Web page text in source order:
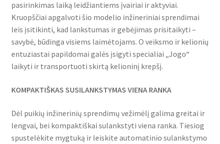
pasirinkimas laiką leidžiantiems įvairiai ir aktyviai.
Kruopščiai apgalvoti šio modelio inžineriniai sprendimai
leis įsitikinti, kad lankstumas ir gebėjimas prisitaikyti –
savybė, būdinga visiems laimėtojams. O veiksmo ir kelionių
entuziastai papildomai galės įsigyti specialiai „Jogo“
laikyti ir transportuoti skirtą kelioninį krepšį.
KOMPAKTIŠKAS SUSILANKSTYMAS VIENA RANKA
Dėl puikių inžinerinių sprendimų vežimėlį galima greitai ir
lengvai, bei kompaktiškai sulankstyti viena ranka. Tiesiog
spustelėkite mygtuką ir leiskite automatinio sulankstymo